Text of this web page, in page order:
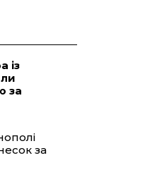
із
за
за